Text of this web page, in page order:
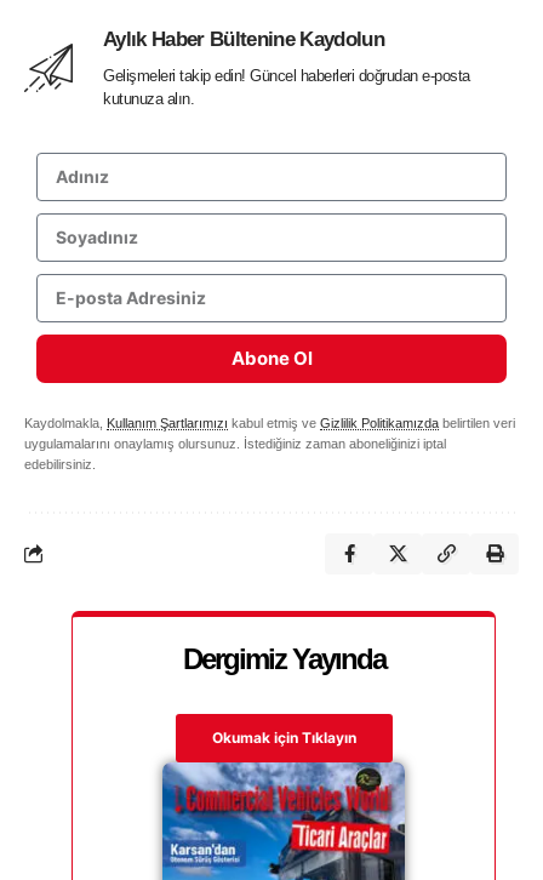
Aylık Haber Bültenine Kaydolun
Gelişmeleri takip edin! Güncel haberleri doğrudan e-posta
kutunuza alın.
Abone Ol
Kaydolmakla, Kullanım Şartlarımızı kabul etmiş ve Gizlilik Politikamızda belirtilen veri
uygulamalarını onaylamış olursunuz. İstediğiniz zaman aboneliğinizi iptal
edebilirsiniz.
Dergimiz Yayında
Okumak için Tıklayın